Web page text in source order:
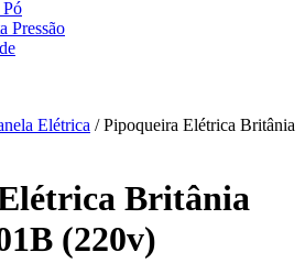
Pressão
Elétrica / Pipoqueira Elétrica Britânia
Britânia
(220v)